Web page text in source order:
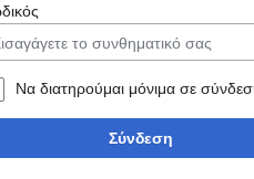
Να διατηρούμαι μόνιμα σε
Σύνδεση